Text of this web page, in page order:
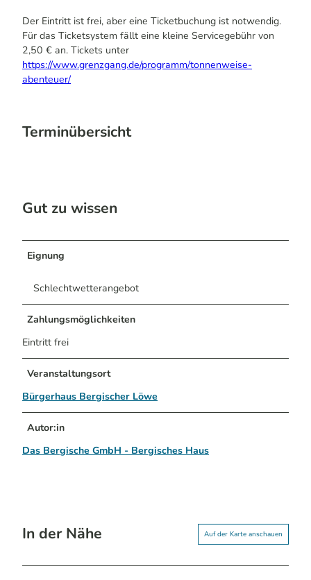
Der Eintritt ist frei, aber eine Ticketbuchung ist notwendig.
Für das Ticketsystem fällt eine kleine Servicegebühr von
2,50 € an. Tickets unter
https://www.grenzgang.de/programm/tonnenweise-
abenteuer/
Terminübersicht
Gut zu wissen
Eignung
Schlechtwetterangebot
Zahlungsmöglichkeiten
Eintritt frei
Veranstaltungsort
Bürgerhaus Bergischer Löwe
Autor:in
Das Bergische GmbH - Bergisches Haus
In der Nähe Auf der Karte anschauen